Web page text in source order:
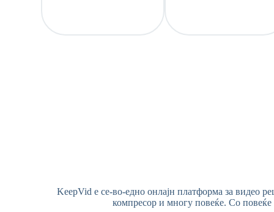
KeepVid е се-во-едно онлајн платформа за видео
компресор и многу повеќе. Со